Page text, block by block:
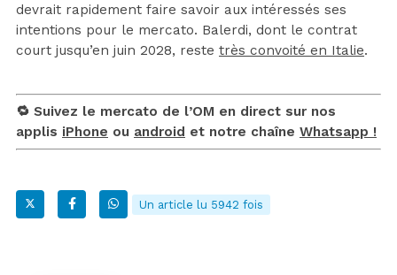
devrait rapidement faire savoir aux intéressés ses
intentions pour le mercato. Balerdi, dont le contrat
court jusqu’en juin 2028, reste très convoité en Italie.
🔁 Suivez le mercato de l’OM en direct sur nos
applis iPhone ou android et notre chaîne Whatsapp !
Un article lu 5942 fois